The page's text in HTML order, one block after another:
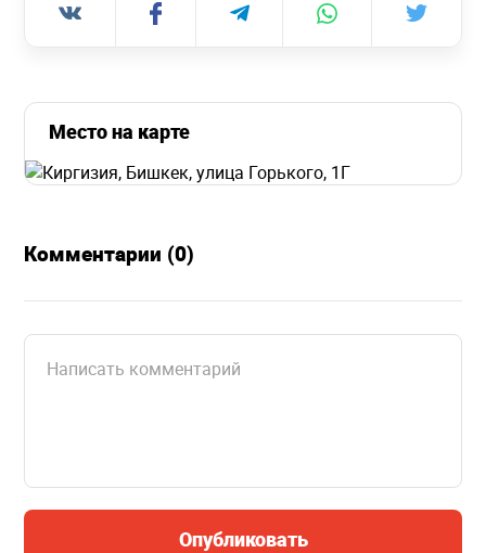
Место на карте
Комментарии (0)
Опубликовать